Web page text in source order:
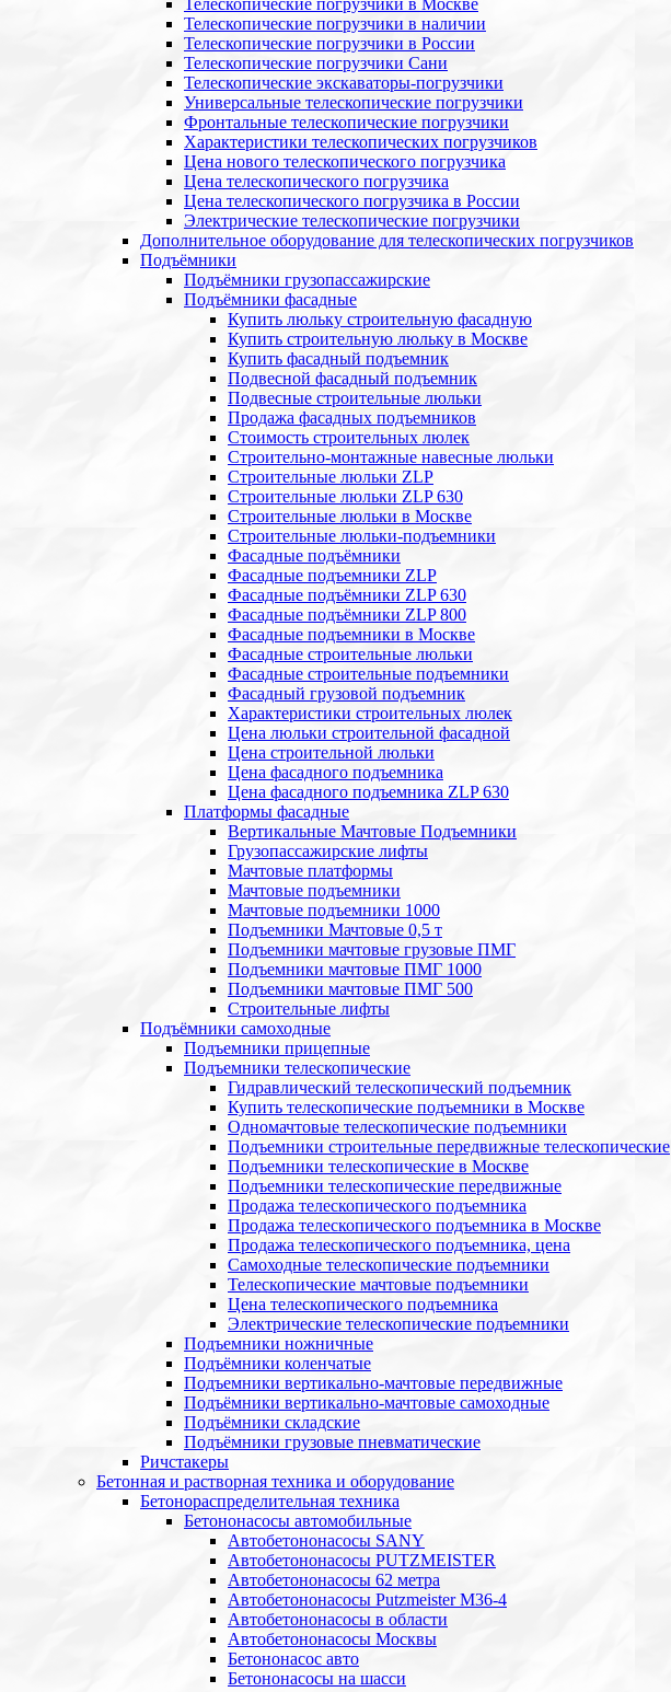
Телескопические погрузчики в Москве
Телескопические погрузчики в наличии
Телескопические погрузчики в России
Телескопические погрузчики Сани
Телескопические экскаваторы-погрузчики
Универсальные телескопические погрузчики
Фронтальные телескопические погрузчики
Характеристики телескопических погрузчиков
Цена нового телескопического погрузчика
Цена телескопического погрузчика
Цена телескопического погрузчика в России
Электрические телескопические погрузчики
Дополнительное оборудование для телескопических погрузчиков
Подъёмники
Подъёмники грузопассажирские
Подъёмники фасадные
Купить люльку строительную фасадную
Купить строительную люльку в Москве
Купить фасадный подъемник
Подвесной фасадный подъемник
Подвесные строительные люльки
Продажа фасадных подъемников
Стоимость строительных люлек
Строительно-монтажные навесные люльки
Строительные люльки ZLP
Строительные люльки ZLP 630
Строительные люльки в Москве
Строительные люльки-подъемники
Фасадные подъёмники
Фасадные подъемники ZLP
Фасадные подъёмники ZLP 630
Фасадные подъёмники ZLP 800
Фасадные подъемники в Москве
Фасадные строительные люльки
Фасадные строительные подъемники
Фасадный грузовой подъемник
Характеристики строительных люлек
Цена люльки строительной фасадной
Цена строительной люльки
Цена фасадного подъемника
Цена фасадного подъемника ZLP 630
Платформы фасадные
Вертикальные Мачтовые Подъемники
Грузопассажирские лифты
Мачтовые платформы
Мачтовые подъемники
Мачтовые подъемники 1000
Подъемники Мачтовые 0,5 т
Подъемники мачтовые грузовые ПМГ
Подъемники мачтовые ПМГ 1000
Подъемники мачтовые ПМГ 500
Строительные лифты
Подъёмники самоходные
Подъемники прицепные
Подъемники телескопические
Гидравлический телескопический подъемник
Купить телескопические подъемники в Москве
Одномачтовые телескопические подъемники
Подъемники строительные передвижные телескопические
Подъемники телескопические в Москве
Подъемники телескопические передвижные
Продажа телескопического подъемника
Продажа телескопического подъемника в Москве
Продажа телескопического подъемника, цена
Самоходные телескопические подъемники
Телескопические мачтовые подъемники
Цена телескопического подъемника
Электрические телескопические подъемники
Подъемники ножничные
Подъёмники коленчатые
Подъемники вертикально-мачтовые передвижные
Подъёмники вертикально-мачтовые самоходные
Подъёмники складские
Подъёмники грузовые пневматические
Ричстакеры
Бетонная и растворная техника и оборудование
Бетонораспределительная техника
Бетононасосы автомобильные
Автобетононасосы SANY
Автобетононасосы PUTZMEISTER
Автобетононасосы 62 метра
Автобетононасосы Putzmeister M36-4
Автобетононасосы в области
Автобетононасосы Москвы
Бетононасос авто
Бетононасосы на шасси